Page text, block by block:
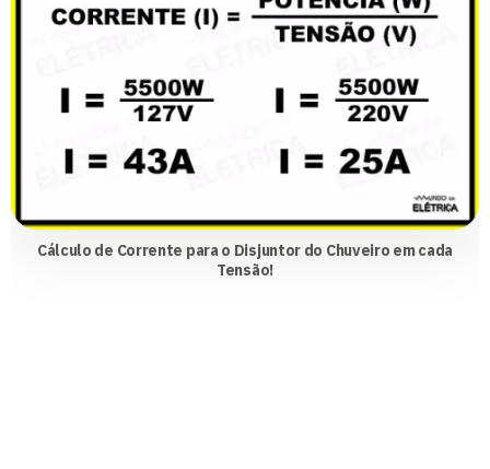
Cálculo de Corrente para o Disjuntor do Chuveiro em cada
Tensão!